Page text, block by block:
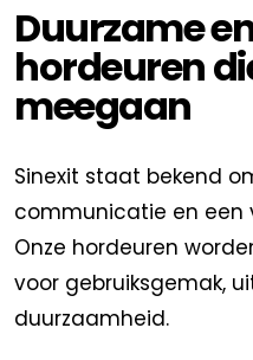
Duurzame
hordeuren
meegaan
Sinexit staat bekend
communicatie en een
Onze hordeuren
voor gebruiksgemak,
duurzaamheid.